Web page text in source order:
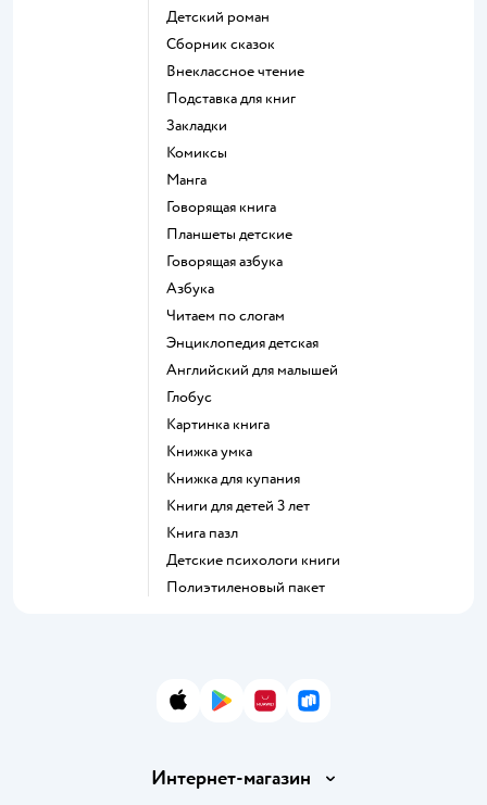
детский роман
сборник сказок
внеклассное чтение
подставка для книг
закладки
комиксы
манга
говорящая книга
Планшеты детские
говорящая азбука
азбука
читаем по слогам
энциклопедия детская
английский для малышей
глобус
картинка книга
книжка умка
книжка для купания
книги для детей 3 лет
книга пазл
детские психологи книги
полиэтиленовый пакет
App StoreGoogle Play
AppGallery
RuStore
Интернет-магазин